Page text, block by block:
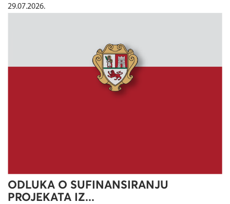
29.07.2026.
ODLUKA O SUFINANSIRANJU
PROJEKATA IZ...